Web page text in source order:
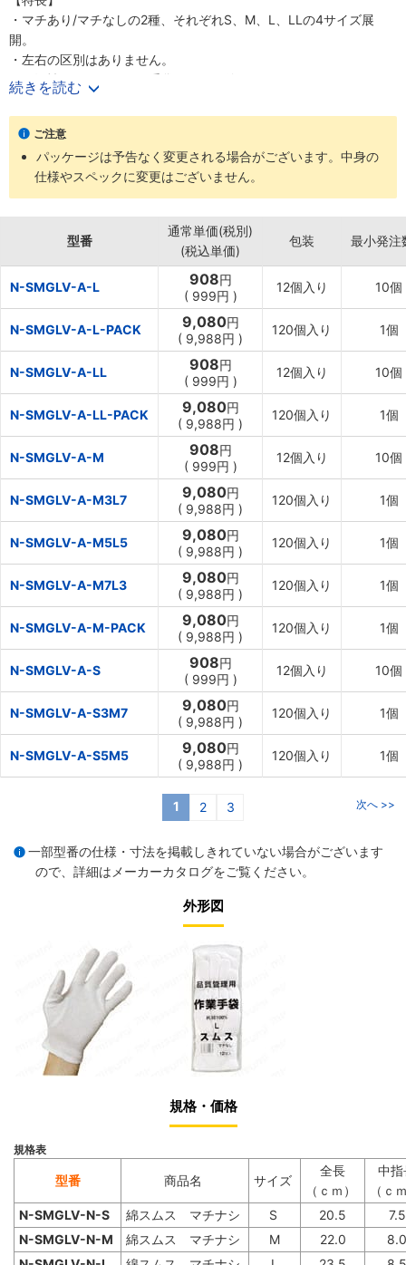
・マチあり/マチなしの2種、それぞれS、M、L、LLの4サイズ展
開。
・左右の区別はありません。
・吸汗性があり、下ばき手袋としても使えます。
【用途】
・品質検査、管理工程、精密部品の組み立て、一般作業現場
続きを読む
ご注意
パッケージは予告なく変更される場合がございます。中身の
仕様やスペックに変更はございません。
型番
通常単価(税別)
(税込単価)
包装 最小発注
N-SMGLV-A-L 908円
( 999円 )
12個入り 10個
N-SMGLV-A-L-PACK 9,080円
( 9,988円 )
120個入り 1個
N-SMGLV-A-LL 908円
( 999円 )
12個入り 10個
N-SMGLV-A-LL-PACK 9,080円
( 9,988円 )
120個入り 1個
N-SMGLV-A-M 908円
( 999円 )
12個入り 10個
N-SMGLV-A-M3L7 9,080円
( 9,988円 )
120個入り 1個
N-SMGLV-A-M5L5 9,080円
( 9,988円 )
120個入り 1個
N-SMGLV-A-M7L3 9,080円
( 9,988円 )
120個入り 1個
N-SMGLV-A-M-PACK 9,080円
( 9,988円 )
120個入り 1個
N-SMGLV-A-S 908円
( 999円 )
12個入り 10個
N-SMGLV-A-S3M7 9,080円
( 9,988円 )
120個入り 1個
N-SMGLV-A-S5M5 9,080円
( 9,988円 )
120個入り 1個
1 2 3 次へ >>
一部型番の仕様・寸法を掲載しきれていない場合がございます
ので、詳細は メーカーカタログをご覧ください。
外形図
規格・価格
規格表
型番 商品名 サイズ
全長
（ｃｍ）
中指
（ｃ
N-SMGLV-N-S
綿スムス マチナシ S 20.5
7.5
N-SMGLV-N-M
綿スムス マチナシ M 22.0
8.0